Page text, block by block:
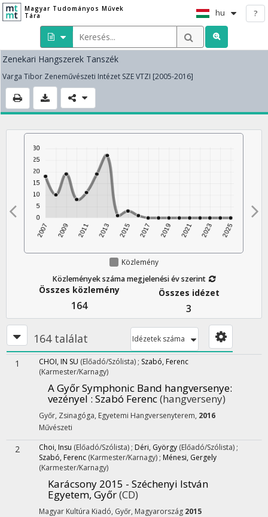
Magyar Tudományos Művek
Tára
hu ?
Zenekari Hangszerek Tanszék
Varga Tibor Zeneművészeti Intézet SZE VTZI [2005-2016]
Közlemény
Közlemények száma megjelenési év szerint
Összes közlemény
164
Összes idézet
3
164 találat Idézetek száma
1 CHOI, IN SU (Előadó/Szólista) ; Szabó, Ferenc
(Karmester/Karnagy)
A Győr Symphonic Band hangversenye:
vezényel : Szabó Ferenc(hangverseny)
Győr, Zsinagóga, Egyetemi Hangversenyterem, 2016
Művészeti
2 Choi, Insu (Előadó/Szólista) ; Déri, György (Előadó/Szólista) ;
Szabó, Ferenc (Karmester/Karnagy) ; Ménesi, Gergely
(Karmester/Karnagy)
Karácsony 2015 - Széchenyi István
Egyetem, Győr(CD)
Magyar Kultúra Kiadó, Győr, Magyarország 2015